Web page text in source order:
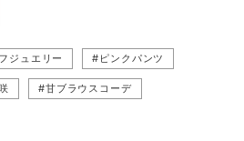
ジュエリー #ピンクパンツ
#甘ブラウスコーデ